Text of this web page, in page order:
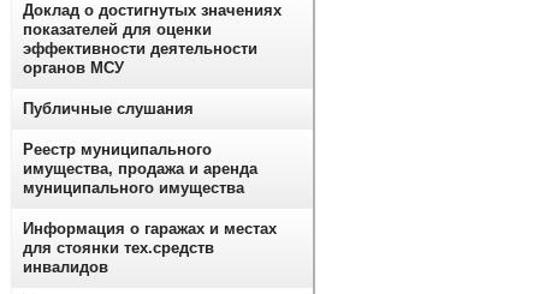
Доклад о достигнутых значениях
показателей для оценки
эффективности деятельности
органов МСУ
Публичные слушания
Реестр муниципального
имущества, продажа и аренда
муниципального имущества
Информация о гаражах и местах
для стоянки тех.средств
инвалидов